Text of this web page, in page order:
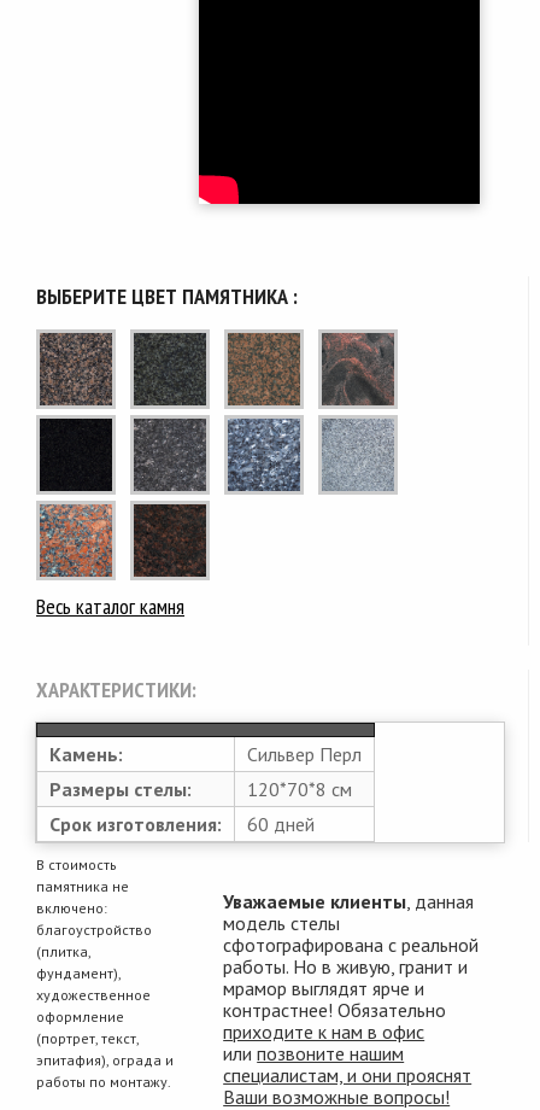
ВЫБЕРИТЕ ЦВЕТ ПАМЯТНИКА :
Весь каталог камня
ХАРАКТЕРИСТИКИ:
Камень:
Сильвер Перл
Размеры стелы:
120*70*8 см
Срок изготовления:
60 дней
В стоимость
памятника не
включено:
благоустройство
(плитка,
фундамент),
художественное
оформление
(портрет, текст,
эпитафия), ограда и
работы по монтажу.
Уважаемые клиенты , данная
модель стелы
сфотографирована с реальной
работы. Но в живую, гранит и
мрамор выглядят ярче и
контрастнее! Обязательно
приходите к нам в офис
илипозвоните нашим
специалистам, и они прояснят
Ваши возможные вопросы!